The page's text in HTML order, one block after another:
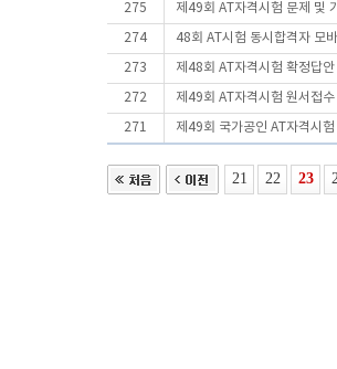
275 제49회 AT자격시험 문제 및
274 48회 AT시험 동시합격자 모
273 제48회 AT자격시험 확정답
272 제49회 AT자격시험 원서접
271 제49회 국가공인 AT자격시
21 22 23